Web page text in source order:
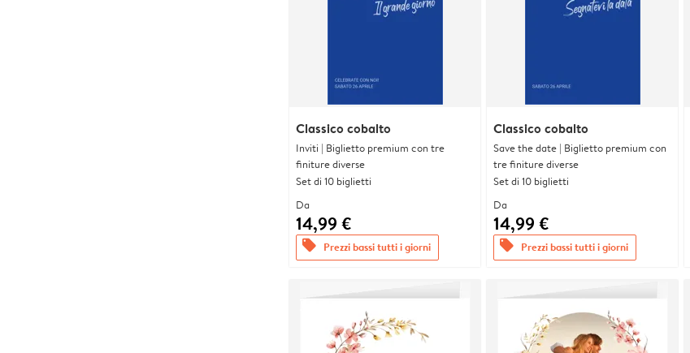
Classico cobalto
Inviti | Biglietto premium con tre
finiture diverse
Set di 10 biglietti
Da
14,99 €
offers Prezzi bassi tutti i giorni
Classico cobalto
Save the date | Biglietto premium con
tre finiture diverse
Set di 10 biglietti
Da
14,99 €
offers Prezzi bassi tutti i giorni